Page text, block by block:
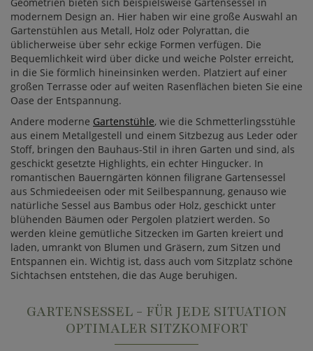
modernem Design an. Hier haben wir eine große Auswahl an
Gartenstühlen aus Metall, Holz oder Polyrattan, die
üblicherweise über sehr eckige Formen verfügen. Die
Bequemlichkeit wird über dicke und weiche Polster erreicht,
in die Sie förmlich hineinsinken werden. Platziert auf einer
großen Terrasse oder auf weiten Rasenflächen bieten Sie eine
Oase der Entspannung.
Andere moderne Gartenstühle, wie die Schmetterlingsstühle
aus einem Metallgestell und einem Sitzbezug aus Leder oder
Stoff, bringen den Bauhaus-Stil in ihren Garten und sind, als
geschickt gesetzte Highlights, ein echter Hingucker. In
romantischen Bauerngärten können filigrane Gartensessel
aus Schmiedeeisen oder mit Seilbespannung, genauso wie
natürliche Sessel aus Bambus oder Holz, geschickt unter
blühenden Bäumen oder Pergolen platziert werden. So
werden kleine gemütliche Sitzecken im Garten kreiert und
laden, umrankt von Blumen und Gräsern, zum Sitzen und
Entspannen ein. Wichtig ist, dass auch vom Sitzplatz schöne
Sichtachsen entstehen, die das Auge beruhigen.
GARTENSESSEL - FÜR JEDE SITUATION
OPTIMALER SITZKOMFORT